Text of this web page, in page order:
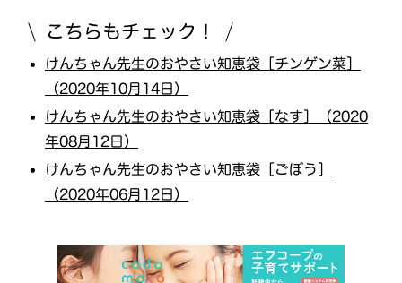
こちらもチェック！
けんちゃん先生のおやさい知恵袋［チンゲン菜］
（2020年10月14日）
けんちゃん先生のおやさい知恵袋［なす］（2020
年08月12日）
けんちゃん先生のおやさい知恵袋［ごぼう］
（2020年06月12日）